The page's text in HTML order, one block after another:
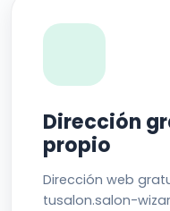
Dirección
propio
Dirección web
tusalon.salon-